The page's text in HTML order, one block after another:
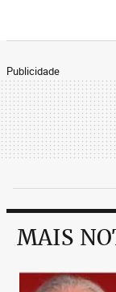
Publicidade
MAIS